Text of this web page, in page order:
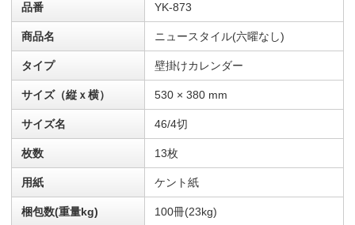
品番 YK-873
商品名 ニュースタイル(六曜なし)
タイプ 壁掛けカレンダー
サイズ（縦ｘ横） 530 × 380 mm
サイズ名 46/4切
枚数 13枚
用紙 ケント紙
梱包数(重量kg) 100冊(23kg)